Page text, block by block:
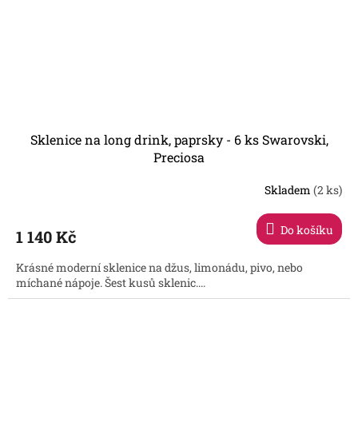
Sklenice na long drink, paprsky - 6 ks Swarovski,
Preciosa
Skladem (2 ks)
1 140 Kč Do košíku
Krásné moderní sklenice na džus, limonádu, pivo, nebo
míchané nápoje. Šest kusů sklenic....